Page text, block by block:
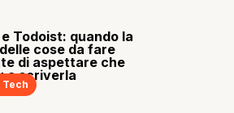
e Todoist: quando la
cose da fare
di aspettare che
a scriverla
Tech